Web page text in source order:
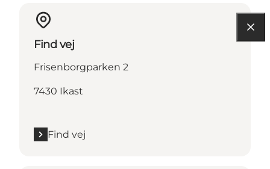
Find vej
Frisenborgparken 2
7430 Ikast
Find vej